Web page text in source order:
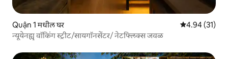
Quận 1 मधील घर 5 पैकी 4.94
4.94 (31)
न्यूयेनह्यू वॉकिंग स्ट्रीट/सायगॉनसेंटर/ नेटफ्लिक्स जवळ